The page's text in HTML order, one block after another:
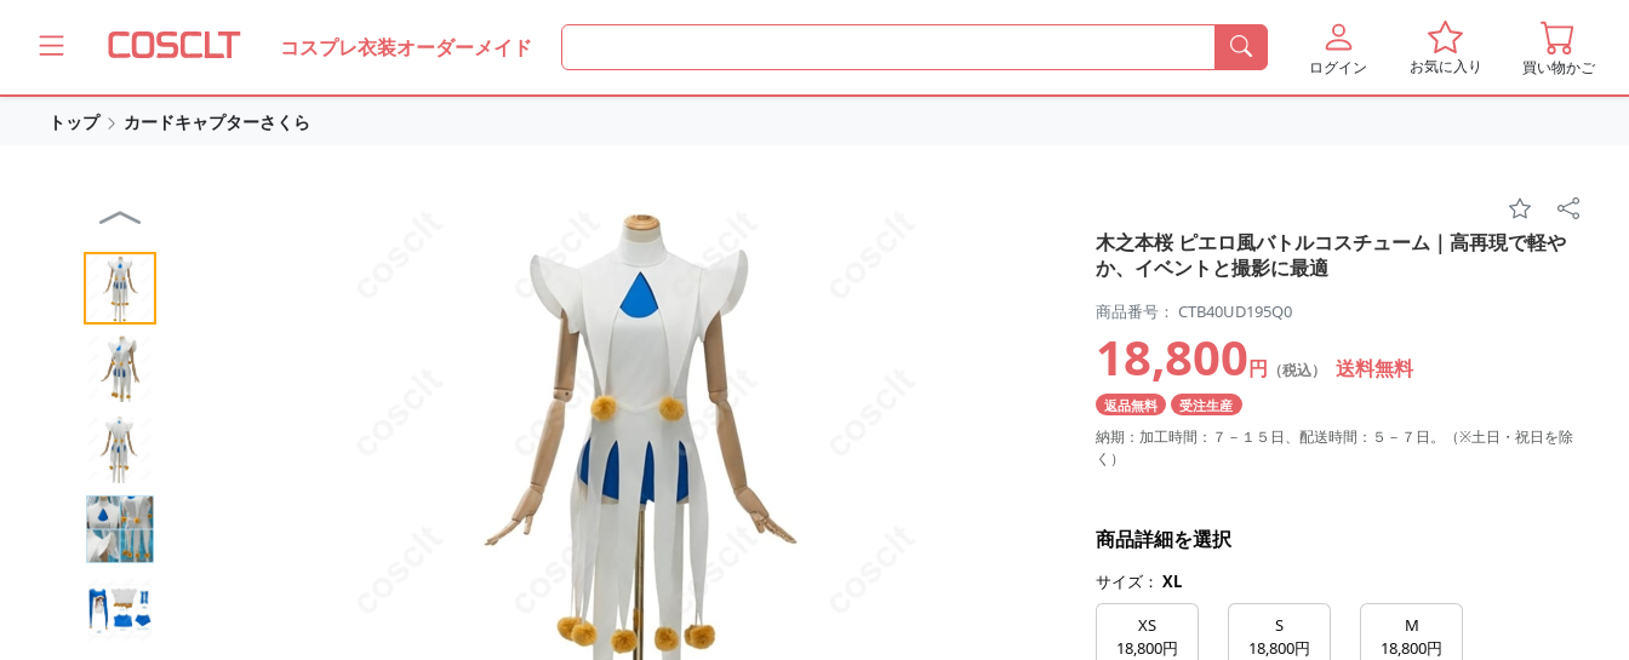
コスプレ衣装オーダーメイド
ログイン お気に入り 買い物かご
トップ カードキャプターさくら
木之本桜 ピエロ風バトルコスチューム｜高再現で軽や
か、イベントと撮影に最適
商品番号： CTB40UD195Q0
18,800円 （税込） 送料無料
返品無料 受注生産
納期：加工時間：７－１５日、配送時間：５－７日。（※土日・祝日を除
く）
商品詳細を選択
サイズ： XL
XS
18,800円
S
18,800円
M
18,800円